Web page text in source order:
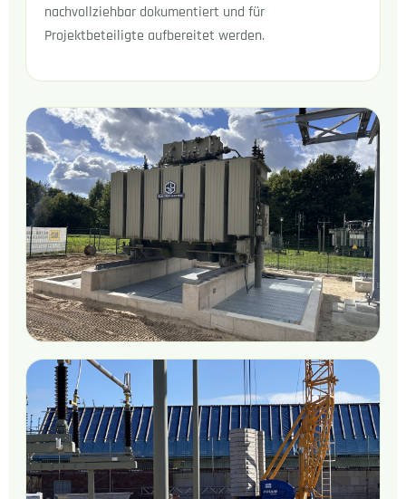
nachvollziehbar dokumentiert und für
Projektbeteiligte aufbereitet werden.